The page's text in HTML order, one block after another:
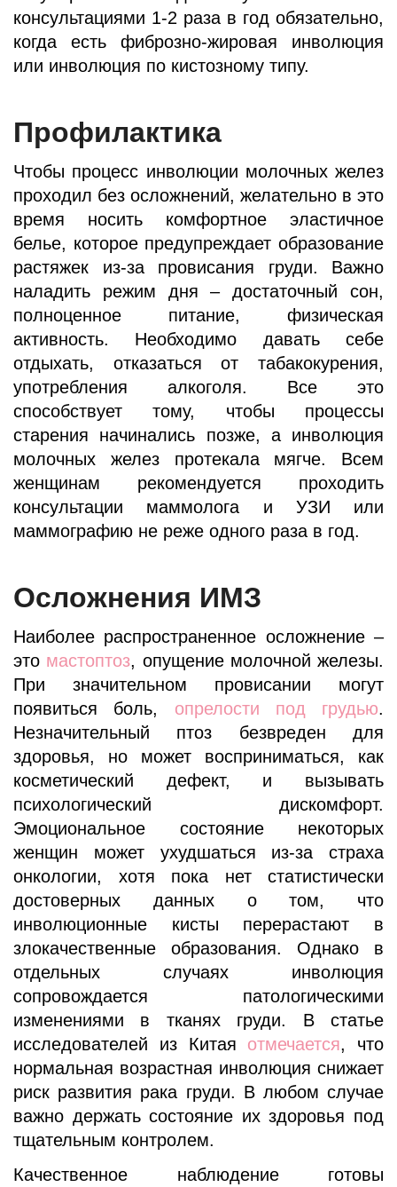
консультациями 1-2 раза в год обязательно,
когда есть фиброзно-жировая инволюция
или инволюция по кистозному типу.
Профилактика
Чтобы процесс инволюции молочных желез
проходил без осложнений, желательно в это
время носить комфортное эластичное
белье, которое предупреждает образование
растяжек из-за провисания груди. Важно
наладить режим дня – достаточный сон,
полноценное питание, физическая
активность. Необходимо давать себе
отдыхать, отказаться от табакокурения,
употребления алкоголя. Все это
способствует тому, чтобы процессы
старения начинались позже, а инволюция
молочных желез протекала мягче. Всем
женщинам рекомендуется проходить
консультации маммолога и УЗИ или
маммографию не реже одного раза в год.
Осложнения ИМЗ
Наиболее распространенное осложнение –
это мастоптоз, опущение молочной железы.
При значительном провисании могут
появиться боль, опрелости под грудью.
Незначительный птоз безвреден для
здоровья, но может восприниматься, как
косметический дефект, и вызывать
психологический дискомфорт.
Эмоциональное состояние некоторых
женщин может ухудшаться из-за страха
онкологии, хотя пока нет статистически
достоверных данных о том, что
инволюционные кисты перерастают в
злокачественные образования. Однако в
отдельных случаях инволюция
сопровождается патологическими
изменениями в тканях груди. В статье
исследователей из Китая отмечается, что
нормальная возрастная инволюция снижает
риск развития рака груди. В любом случае
важно держать состояние их здоровья под
тщательным контролем.
Качественное наблюдение готовы